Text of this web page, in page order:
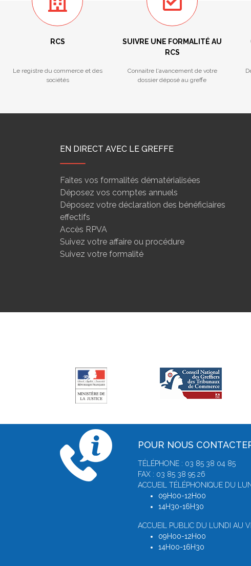
RCS
Le registre du commerce et des
sociétés
SUIVRE UNE FORMALITÉ AU
RCS
Connaitre l'avancement de votre
dossier déposé au greffe
EN DIRECT AVEC LE GREFFE
Faites vos formalités dématérialisées
Déposez vos comptes annuels
Déposez votre déclaration des bénéficiaires
effectifs
Accès RPVA
Suivez votre affaire ou procédure
Suivez votre formalité
POUR NOUS
TÉLÉPHONE : 03 85 38 04 85
FAX : 03 85 38 95 26
ACCUEIL TÉLÉPHONIQUE DU
09H00-12H00
14H30-16H30
ACCUEIL PUBLIC DU LUNDI AU
09H00-12H00
14H00-16H30